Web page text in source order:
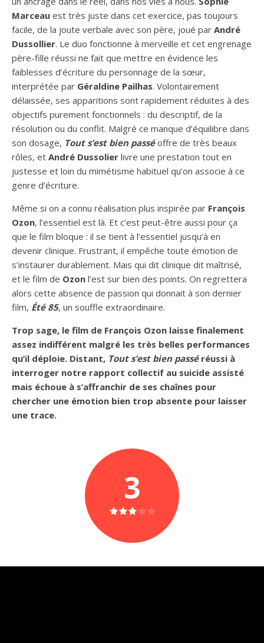
Marceau est très juste dans cet exercice, pas toujours
facile, de la joute verbale avec son père, joué par André
Dussollier. Le duo fonctionne à merveille et cet engrenage
père-fille réussi ne fait que mettre en évidence les
faiblesses d’écriture du personnage de la sœur,
interprétée par Géraldine Pailhas. Volontairement
délaissée, ses apparitions sont rapidement réduites à des
objectifs purement fonctionnels : du descriptif, de la
résolution ou du conflit. Malgré ce manque d’équilibre dans
son dosage, Tout s’est bien passéoffre de très beaux
rôles, et André Dussolier livre une prestation tout en
justesse et loin du mimétisme habituel qu’on associe à ce
genre d’écriture.
Même si on a connu réalisation plus inspirée par François
Ozon, l’essentiel est là. Et c’est peut-être aussi pour ça
que le film bloque : il se tient à l’essentiel jusqu’à en
devenir clinique. Frustrant, il empêche toute émotion de
s’instaurer durablement. Mais qui dit clinique dit maîtrisé,
et le film de Ozon l’est sur bien des points. On regrettera
alors cette absence de passion qui donnait à son dernier
film, Été 85, un souffle extraordinaire.
Trop sage, le film de François Ozon laisse finalement
assez indifférent malgré les très belles performances
qu’il déploie. Distant, Tout s’est bien passé réussi à
interroger notre rapport collectif au suicide assisté
mais échoue à s’affranchir de ses chaînes pour
chercher une émotion bien trop absente pour laisser
une trace.
3